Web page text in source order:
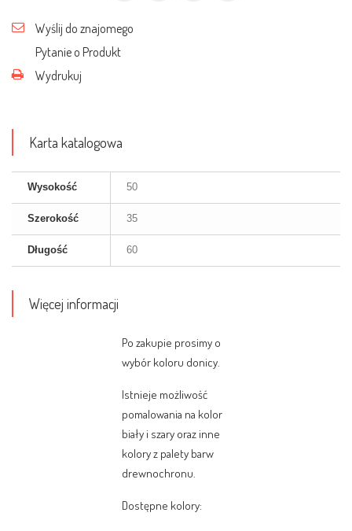
Wyślij do znajomego
Pytanie o Produkt
Wydrukuj
Karta katalogowa
Wysokość 50
Szerokość 35
Długość 60
Więcej informacji
Po zakupie prosimy o
wybór koloru donicy.
Istnieje możliwość
pomalowania na kolor
biały i szary oraz inne
kolory z palety barw
drewnochronu.
Dostępne kolory: